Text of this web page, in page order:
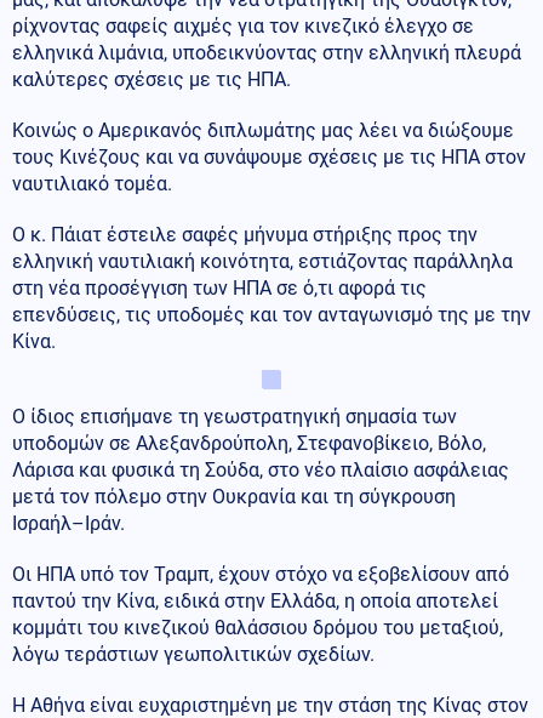
ρίχνοντας σαφείς αιχμές για τον κινεζικό έλεγχο σε
ελληνικά λιμάνια, υποδεικνύοντας στην ελληνική πλευρά
καλύτερες σχέσεις με τις ΗΠΑ.
Κοινώς ο Αμερικανός διπλωμάτης μας λέει να διώξουμε
τους Κινέζους και να συνάψουμε σχέσεις με τις ΗΠΑ στον
ναυτιλιακό τομέα.
Ο κ. Πάιατ έστειλε σαφές μήνυμα στήριξης προς την
ελληνική ναυτιλιακή κοινότητα, εστιάζοντας παράλληλα
στη νέα προσέγγιση των ΗΠΑ σε ό,τι αφορά τις
επενδύσεις, τις υποδομές και τον ανταγωνισμό της με την
Κίνα.
Ο ίδιος επισήμανε τη γεωστρατηγική σημασία των
υποδομών σε Αλεξανδρούπολη, Στεφανοβίκειο, Βόλο,
Λάρισα και φυσικά τη Σούδα, στο νέο πλαίσιο ασφάλειας
μετά τον πόλεμο στην Ουκρανία και τη σύγκρουση
Ισραήλ–Ιράν.
Οι ΗΠΑ υπό τον Τραμπ, έχουν στόχο να εξοβελίσουν από
παντού την Κίνα, ειδικά στην Ελλάδα, η οποία αποτελεί
κομμάτι του κινεζικού θαλάσσιου δρόμου του μεταξιού,
λόγω τεράστιων γεωπολιτικών σχεδίων.
Η Αθήνα είναι ευχαριστημένη με την στάση της Κίνας στον